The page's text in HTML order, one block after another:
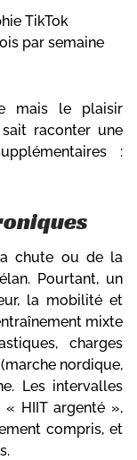
TikTok
par semaine
mais le plaisir
raconter une
:
chute ou de la
Pourtant, un
la mobilité et
mixte
charges
nordique,
Les intervalles
HIIT argenté »,
compris, et